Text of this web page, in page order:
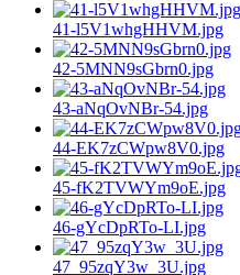
41-l5V1whgHHVM.jpg
42-5MNN9sGbrn0.jpg
43-aNqOvNBr-54.jpg
44-EK7zCWpw8V0.jpg
45-fK2TVWYm9oE.jpg
46-gYcDpRTo-LI.jpg
47_95zqY3w_3U.jpg